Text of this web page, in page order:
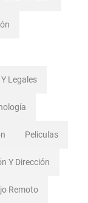
Legales
Peliculas
Y Dirección
Remoto